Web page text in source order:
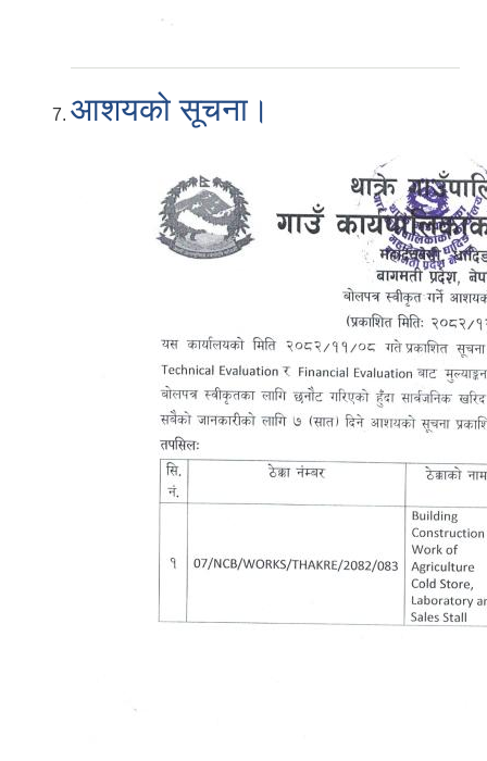
आशयको सूचना।